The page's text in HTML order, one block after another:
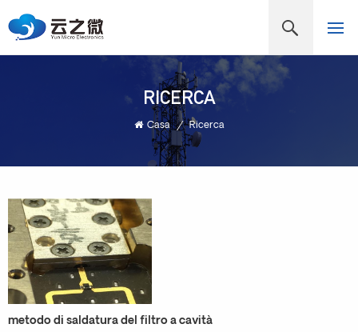
RICERCA
Casa / Ricerca
metodo di saldatura del filtro a cavità